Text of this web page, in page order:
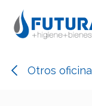
Ir al contenido
Otros oficina